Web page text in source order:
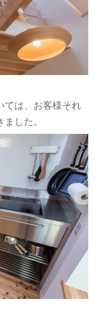
ては、お客様それ
した。